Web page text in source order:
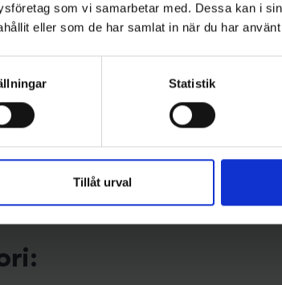
som vi samarbetar med. Dessa kan i
eller som de har samlat in när du har
Statistik
Tillåt urval
Buster Jerk Shallow Runner -